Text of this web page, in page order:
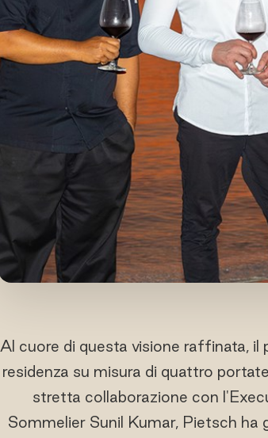
Al cuore di questa visione raffinata,
residenza su misura di quattro
stretta collaborazione con
Sommelier Sunil Kumar, Pietsch ha